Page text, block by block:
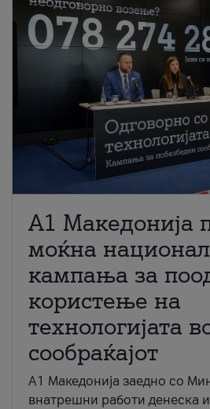
A1 Македонија
моќна
кампања за
користење на
технологијата
сообраќајот
A1 Македонија заедно со
внатрешни работи денеска